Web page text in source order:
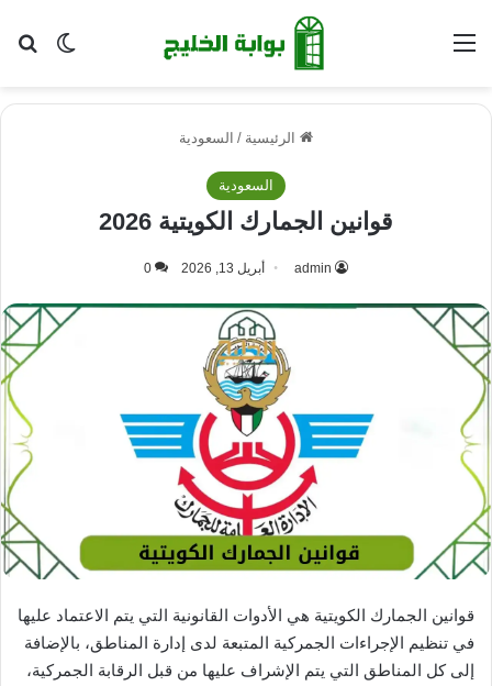
الوضع القائمة
الرئيسية / السعودية
السعودية
قوانين الجمارك الكويتية 2026
admin أبريل 13, 2026 0
قوانين الجمارك الكويتية هي الأدوات القانونية التي يتم الاعتماد عليها
في تنظيم الإجراءات الجمركية المتبعة لدى إدارة المناطق، بالإضافة
إلى كل المناطق التي يتم الإشراف عليها من قبل الرقابة الجمركية،